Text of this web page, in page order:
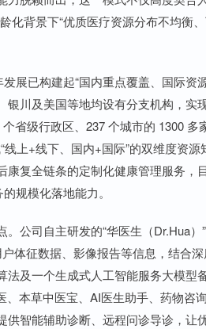
化背景下“优质医疗资源分布不均衡
展已构建起“国内重点覆盖、国际资
银川及美国等地均设有分支机构，实
省级行政区、237 个城市的 1300
上+线下、国内+国际”的双维度资
复全链条的定制化健康管理服务，
规模化落地能力。
公司自主研发的“华医生（Dr.Hua
体征数据、影像报告等信息，结合
及一个生成式人工智能服务大模型
本草中医宝、AI医生助手、药物咨
供智能辅助诊断、远程问诊导诊，让